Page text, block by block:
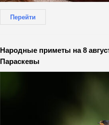
Перейти
Народные приметы на 8
Параскевы